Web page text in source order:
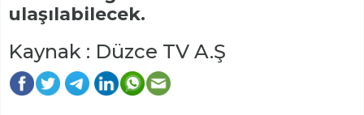
ulaşılabilecek.
Kaynak : Düzce TV A.Ş